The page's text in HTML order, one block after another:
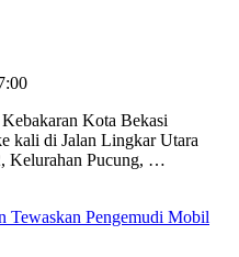
Kota Bekasi
kali di Jalan Lingkar Utara
Kelurahan Pucung, …